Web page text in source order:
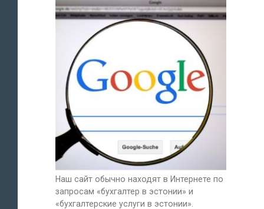
Наш сайт обычно находят в Интернете по
запросам «бухгалтер в эстонии» и
«бухгалтерские услуги в эстонии».